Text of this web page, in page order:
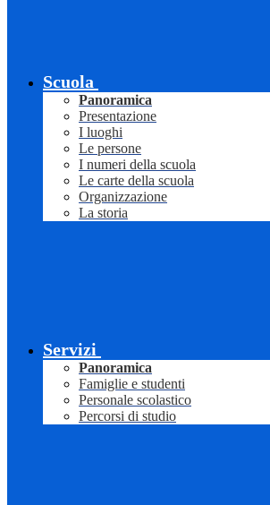
Scuola
Panoramica
Presentazione
I luoghi
Le persone
I numeri della scuola
Le carte della scuola
Organizzazione
La storia
Servizi
Panoramica
Famiglie e studenti
Personale scolastico
Percorsi di studio